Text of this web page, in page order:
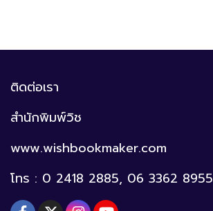
ติดต่อเรา
สำนักพิมพ์วิช
www.wishbookmaker.com
โทร : 0 2418 2885, 06 3362 8955